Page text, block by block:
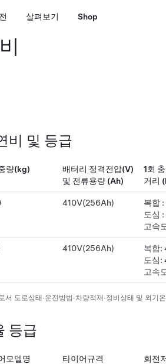
살펴보기 Shop
비 및 등급
량(kg)
배터리 정격전압(V)
및 전류용량 (Ah)
1회
거리
410V(256Ah)
복합
도심
고속
410V(256Ah)
복합:
도심:
고속
서 도로상태·운전방법·차량적재·정비상태 및 외기
등급
모델명 타이어규격
회전